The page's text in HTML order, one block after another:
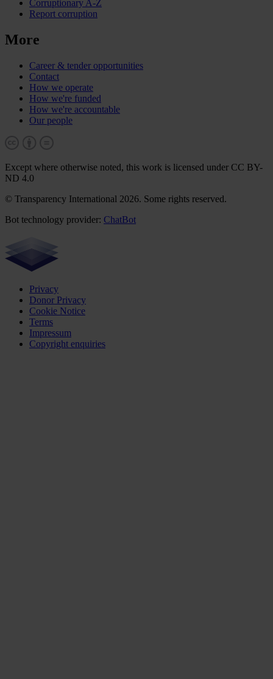
Corruptionary A-Z
Report corruption
More
Career & tender opportunities
Contact
How we operate
How we're funded
How we're accountable
Our people
Except where otherwise noted, this work is licensed under CC BY-
ND 4.0
© Transparency International 2026. Some rights reserved.
Bot technology provider: ChatBot
Privacy
Donor Privacy
Cookie Notice
Terms
Impressum
Copyright enquiries